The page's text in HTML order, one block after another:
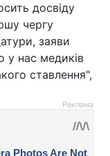
досвіду
чергу
заяви
у нас медиків
ставлення",
Реклама